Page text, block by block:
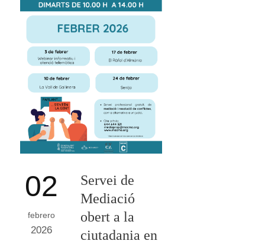
02
febrero
2026
Servei de
Mediació
obert a la
ciutadania en